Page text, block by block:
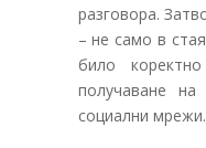
разговора.
– не само в
било
получаване
социални мрежи.